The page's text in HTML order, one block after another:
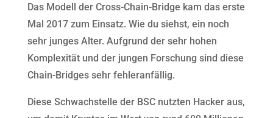
Das Modell der Cross-Chain-Bridge kam das erste
Mal 2017 zum Einsatz. Wie du siehst, ein noch
sehr junges Alter. Aufgrund der sehr hohen
Komplexität und der jungen Forschung sind diese
Chain-Bridges sehr fehleranfällig.
Diese Schwachstelle der BSC nutzten Hacker aus,